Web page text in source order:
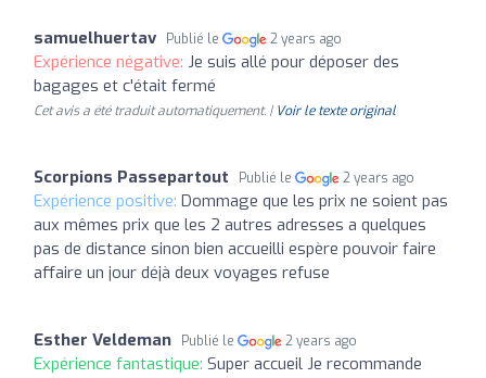
samuelhuertav Publié le 2 years ago
Expérience négative: Je suis allé pour déposer des
bagages et c'était fermé
Cet avis a été traduit automatiquement. | Voir le texte original
Scorpions Passepartout Publié le 2 years ago
Expérience positive: Dommage que les prix ne soient pas
aux mêmes prix que les 2 autres adresses a quelques
pas de distance sinon bien accueilli espère pouvoir faire
affaire un jour déjà deux voyages refuse
Esther Veldeman Publié le 2 years ago
Expérience fantastique: Super accueil Je recommande